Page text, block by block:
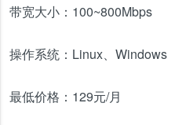
带宽大小： 100~800Mbps
操作系统： Linux、Windows
最低价格： 129元/月